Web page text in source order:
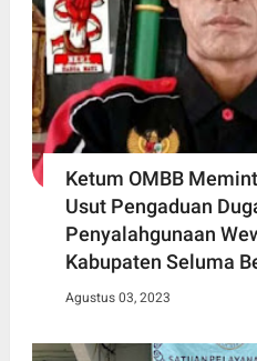
Ketum OMBB
Usut Pengaduan
Penyalahgunaan
Kabupaten Seluma
Agustus 03, 2023